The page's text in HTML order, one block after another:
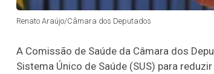
Renato Araújo/Câmara dos Deputados
A Comissão de Saúde da Câmara dos
Sistema Único de Saúde (SUS) para